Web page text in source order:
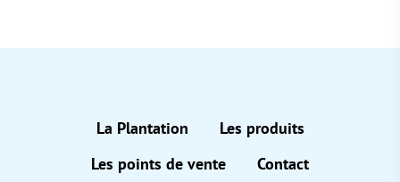
La Plantation
Les produits
Les points de vente
Contact